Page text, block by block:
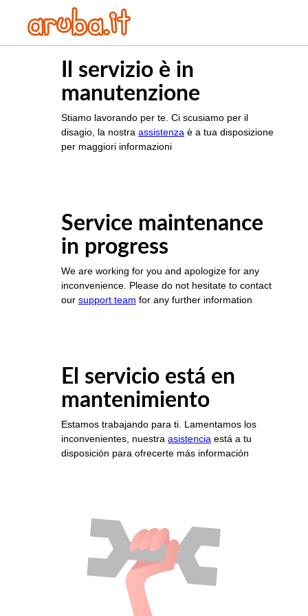
Il servizio è in
manutenzione
Stiamo lavorando per te. Ci scusiamo per il
disagio, la nostra assistenza è a tua disposizione
per maggiori informazioni
Service maintenance
in progress
We are working for you and apologize for any
inconvenience. Please do not hesitate to contact
our support team for any further information
El servicio está en
mantenimiento
Estamos trabajando para ti. Lamentamos los
inconvenientes, nuestra asistencia está a tu
disposición para ofrecerte más información